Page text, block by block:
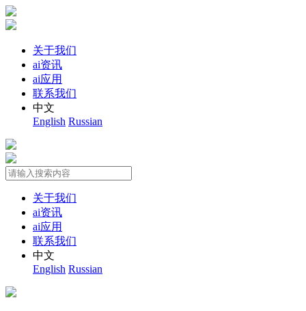
关于我们
ai资讯
ai应用
联系我们
中文
English Russian
关于我们
ai资讯
ai应用
联系我们
中文
English Russian